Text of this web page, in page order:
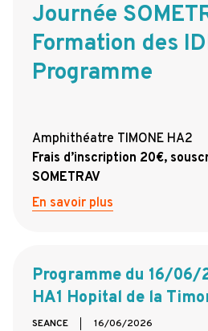
Journée
Formation des
Programme
Amphithéatre TIMONE HA2
Frais d’inscription 20€,
SOMETRAV
En savoir plus
Programme du 16/06/
HA1 Hopital de la
SEANCE
16/06/2026